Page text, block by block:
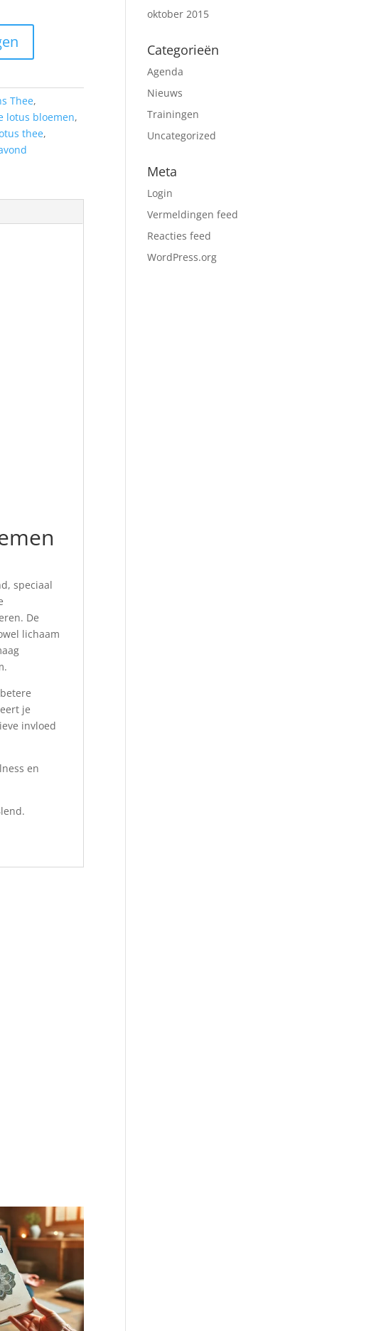
Thee,
lotus bloemen,
thee,
speciaal
De
lichaam
je
invloed
en
oktober 2015
Categorieën
Agenda
Nieuws
Trainingen
Uncategorized
Meta
Login
Vermeldingen feed
Reacties feed
WordPress.org